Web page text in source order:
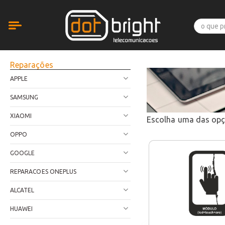
Reparações
APPLE
SAMSUNG
XIAOMI
OPPO
GOOGLE
REPARACOES ONEPLUS
ALCATEL
HUAWEI
Escolha uma das